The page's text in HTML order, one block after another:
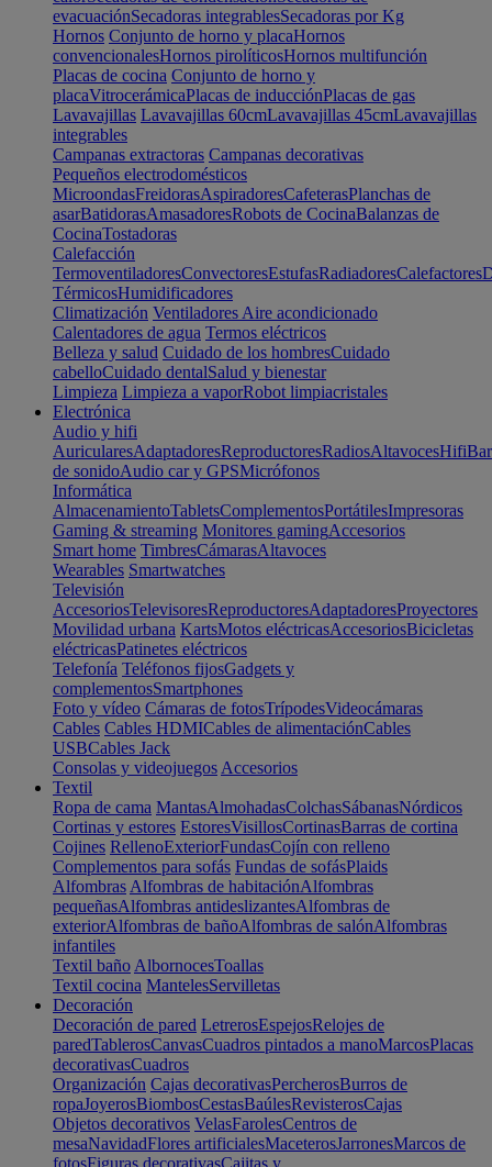
evacuaciónSecadoras integrablesSecadoras por Kg
Hornos Conjunto de horno y placaHornos
convencionalesHornos pirolíticosHornos multifunción
Placas de cocina Conjunto de horno y
placaVitrocerámicaPlacas de inducciónPlacas de gas
Lavavajillas Lavavajillas 60cmLavavajillas 45cmLavavajillas
integrables
Campanas extractoras Campanas decorativas
Pequeños electrodomésticos
MicroondasFreidorasAspiradoresCafeterasPlanchas de
asarBatidorasAmasadoresRobots de CocinaBalanzas de
CocinaTostadoras
Calefacción
TermoventiladoresConvectoresEstufasRadiadoresCalefactores
TérmicosHumidificadores
Climatización Ventiladores Aire acondicionado
Calentadores de agua Termos eléctricos
Belleza y salud Cuidado de los hombresCuidado
cabelloCuidado dentalSalud y bienestar
Limpieza Limpieza a vaporRobot limpiacristales
Electrónica
Audio y hifi
AuricularesAdaptadoresReproductoresRadiosAltavocesHifi
de sonidoAudio car y GPSMicrófonos
Informática
AlmacenamientoTabletsComplementosPortátilesImpresoras
Gaming & streaming Monitores gamingAccesorios
Smart home TimbresCámarasAltavoces
Wearables Smartwatches
Televisión
AccesoriosTelevisoresReproductoresAdaptadoresProyectores
Movilidad urbana KartsMotos eléctricasAccesoriosBicicletas
eléctricasPatinetes eléctricos
Telefonía Teléfonos fijosGadgets y
complementosSmartphones
Foto y vídeo Cámaras de fotosTrípodesVideocámaras
Cables Cables HDMICables de alimentaciónCables
USBCables Jack
Consolas y videojuegos Accesorios
Textil
Ropa de cama MantasAlmohadasColchasSábanasNórdicos
Cortinas y estores EstoresVisillosCortinasBarras de cortina
Cojines RellenoExteriorFundasCojín con relleno
Complementos para sofás Fundas de sofásPlaids
Alfombras Alfombras de habitaciónAlfombras
pequeñasAlfombras antideslizantesAlfombras de
exteriorAlfombras de bañoAlfombras de salónAlfombras
infantiles
Textil baño AlbornocesToallas
Textil cocina MantelesServilletas
Decoración
Decoración de pared LetrerosEspejosRelojes de
paredTablerosCanvasCuadros pintados a manoMarcosPlacas
decorativasCuadros
Organización Cajas decorativasPercherosBurros de
ropaJoyerosBiombosCestasBaúlesRevisterosCajas
Objetos decorativos VelasFarolesCentros de
mesaNavidadFlores artificialesMaceterosJarronesMarcos de
fotosFiguras decorativasCajitas y